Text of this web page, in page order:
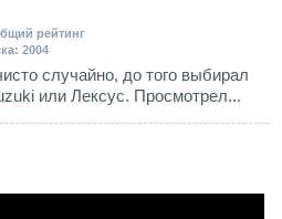
рейтинг
2004
случайно, до того выбирал
или Лексус. Просмотрел...